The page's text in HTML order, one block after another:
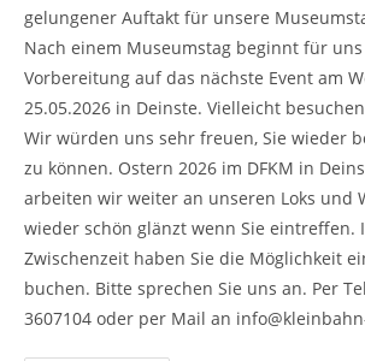
gelungener Auftakt für unsere
Nach einem Museumstag beginnt für
Vorbereitung auf das nächste Event am
25.05.2026 in Deinste. Vielleicht
Wir würden uns sehr freuen, Sie wieder
zu können. Ostern 2026 im DFKM in
arbeiten wir weiter an unseren Loks und
wieder schön glänzt wenn Sie eintreffen.
Zwischenzeit haben Sie die Möglichkeit
buchen. Bitte sprechen Sie uns an. Per
3607104 oder per Mail an